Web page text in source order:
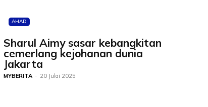
AHAD
Sharul Aimy sasar kebangkitan
cemerlang kejohanan dunia
Jakarta
MYBERITA - 20 Julai 2025